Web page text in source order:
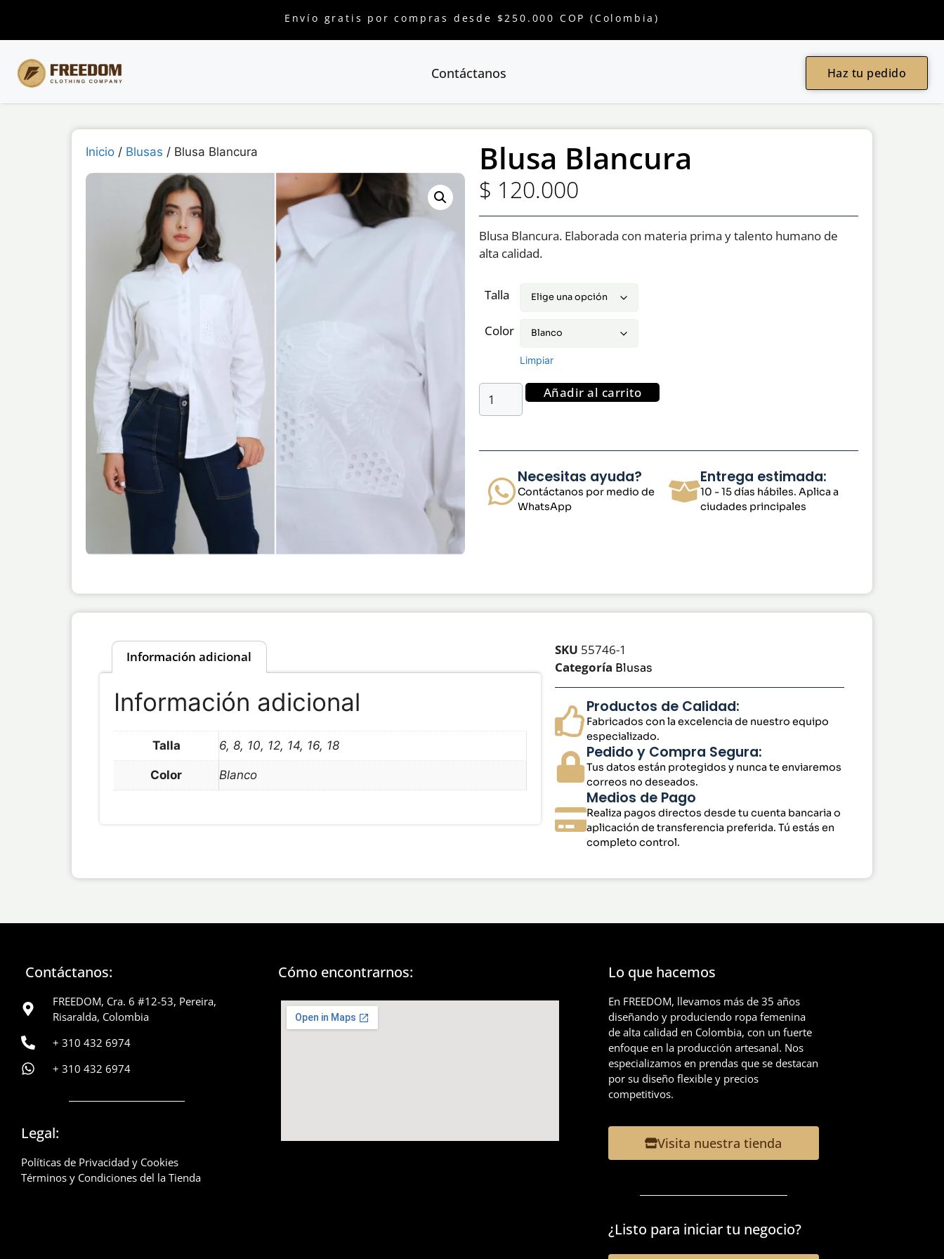
Envío gratis por compras desde $250.000 COP (Colombia)
Contáctanos Haz tu pedido
Inicio / Blusas / Blusa Blancura Blusa Blancura
$ 120.000
Blusa Blancura. Elaborada con materia prima y talento humano de
alta calidad.
Talla
Color
Limpiar
Añadir al carrito
Necesitas ayuda?
Contáctanos por medio de
WhatsApp
Entrega estimada:
10 - 15 días hábiles. Aplica a
ciudades principales
Información adicional
Información adicional
Talla 6, 8, 10, 12, 14, 16, 18
Color Blanco
SKU 55746-1
Categoría Blusas
Productos de Calidad:
Fabricados con la excelencia de nuestro equipo
especializado.
Pedido y Compra Segura:
Tus datos están protegidos y nunca te enviaremos
correos no deseados.
Medios de Pago
Realiza pagos directos desde tu cuenta bancaria o
aplicación de transferencia preferida. Tú estás en
completo control.
Contáctanos:
FREEDOM, Cra. 6 #12-53, Pereira,
Risaralda, Colombia
+ 310 432 6974
+ 310 432 6974
Legal:
Políticas de Privacidad y Cookies
Términos y Condiciones del la Tienda
Cómo encontrarnos: Lo que hacemos
En FREEDOM, llevamos más de 35 años
diseñando y produciendo ropa femenina
de alta calidad en Colombia, con un fuerte
enfoque en la producción artesanal. Nos
especializamos en prendas que se destacan
por su diseño flexible y precios
competitivos.
Visita nuestra tienda
¿Listo para iniciar tu negocio?